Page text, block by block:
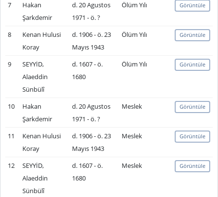
7
Hakan
Şarkdemir
d. 20 Agustos
1971 - ö. ?
Ölüm Yılı Görüntüle
8
Kenan Hulusi
Koray
d. 1906 - ö. 23
Mayıs 1943
Ölüm Yılı Görüntüle
9
SEYYİD,
Alaeddin
Sünbülî
d. 1607 - ö.
1680
Ölüm Yılı Görüntüle
10
Hakan
Şarkdemir
d. 20 Agustos
1971 - ö. ?
Meslek Görüntüle
11
Kenan Hulusi
Koray
d. 1906 - ö. 23
Mayıs 1943
Meslek Görüntüle
12
SEYYİD,
Alaeddin
Sünbülî
d. 1607 - ö.
1680
Meslek Görüntüle